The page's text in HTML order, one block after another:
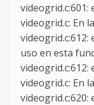
videogrid.c:601:
videogrid.c: En
videogrid.c:612:
uso en esta
videogrid.c:612:
videogrid.c: En
videogrid.c:620: